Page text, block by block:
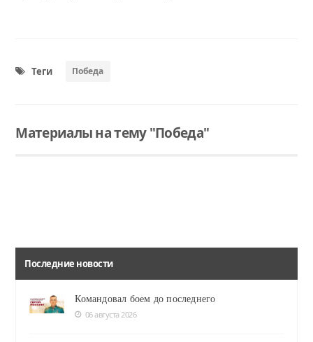
Теги Победа
Материалы на тему "Победа"
Последние новости
Командовал боем до последнего
06 августа 2026